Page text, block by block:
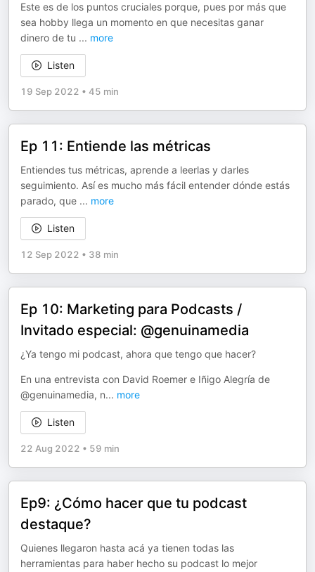
Este es de los puntos cruciales porque, pues por más que
sea hobby llega un momento en que necesitas ganar
dinero de tu ... more
Listen
19 Sep 2022 • 45 min
Ep 11: Entiende las métricas
Entiendes tus métricas, aprende a leerlas y darles
seguimiento. Así es mucho más fácil entender dónde estás
parado, que ... more
Listen
12 Sep 2022 • 38 min
Ep 10: Marketing para Podcasts /
Invitado especial: @genuinamedia
¿Ya tengo mi podcast, ahora que tengo que hacer?
En una entrevista con David Roemer e Iñigo Alegría de
@genuinamedia, n... more
Listen
22 Aug 2022 • 59 min
Ep9: ¿Cómo hacer que tu podcast
destaque?
Quienes llegaron hasta acá ya tienen todas las
herramientas para haber hecho su podcast lo mejor